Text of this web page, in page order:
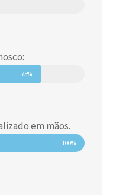
75%
em mãos.
100%